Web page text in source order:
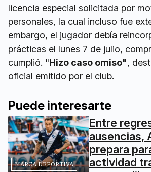
licencia especial solicitada por
personales, la cual incluso fue
embargo, el jugador debía
prácticas el lunes 7 de julio,
cumplió. "Hizo caso omiso",
oficial emitido por el club.
Puede interesarte
MARCA DEPORTIVA
Entre
ausencias,
prepara
actividad